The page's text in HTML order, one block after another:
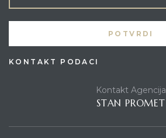
KONTAKT PODACI
Kontakt Agencija
STAN PROMET